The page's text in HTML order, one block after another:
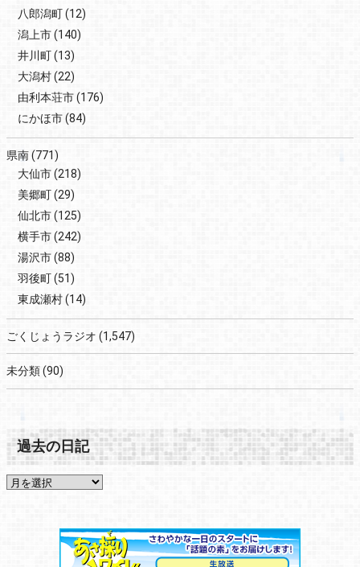
八郎潟町(12)
潟上市(140)
井川町(13)
大潟村(22)
由利本荘市(176)
にかほ市(84)
県南(771)
大仙市(218)
美郷町(29)
仙北市(125)
横手市(242)
湯沢市(88)
羽後町(51)
東成瀬村(14)
ごくじょうラジオ (1,547)
未分類(90)
過去の日記